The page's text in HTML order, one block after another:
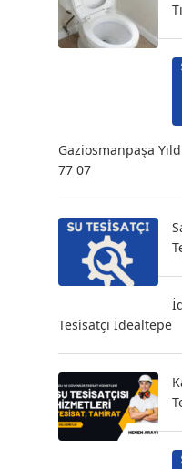
Gaziosmanpaşa
77 07
Tesisatçı İdealtepe